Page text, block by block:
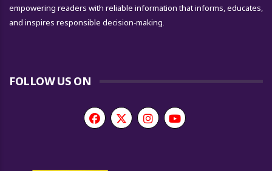
empowering readers with reliable information that informs, educates,
and inspires responsible decision-making.
FOLLOW US ON